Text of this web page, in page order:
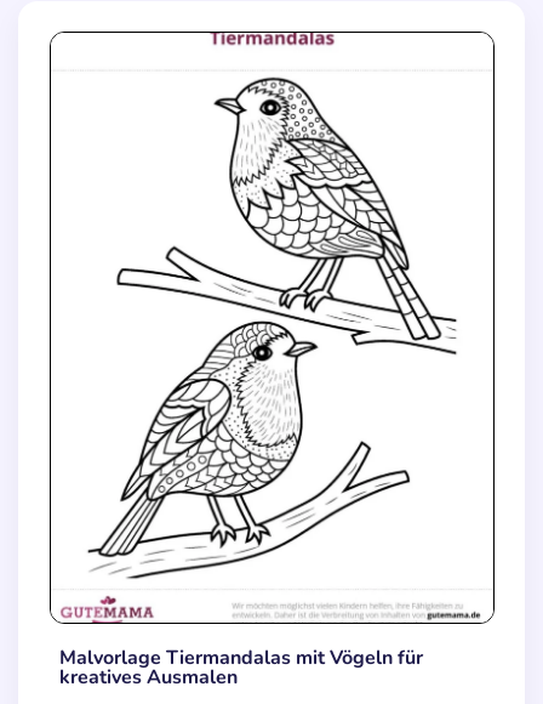
Malvorlage Tiermandalas mit Vögeln für
kreatives Ausmalen